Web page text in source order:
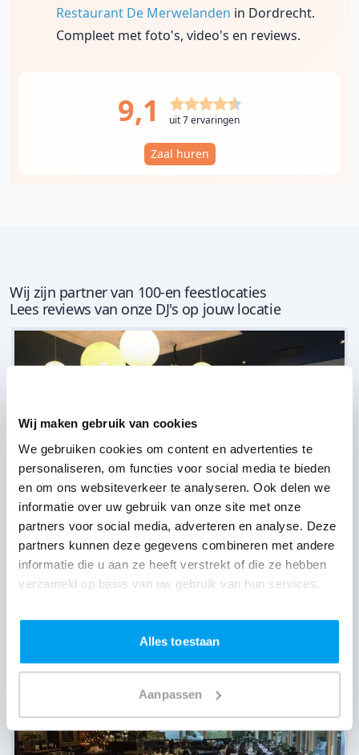
Wij maken gebruik van cookies
We gebruiken cookies om content en advertenties te
personaliseren, om functies voor social media te bieden
en om ons websiteverkeer te analyseren. Ook delen we
informatie over uw gebruik van onze site met onze
partners voor social media, adverteren en analyse. Deze
partners kunnen deze gegevens combineren met andere
informatie die u aan ze heeft verstrekt of die ze hebben
verzameld op basis van uw gebruik van hun services.
Alles toestaan
Aanpassen
Restaurant De Merwelanden in Dordrecht.
Compleet met foto's, video's en reviews.
9,1 uit 7 ervaringen
Zaal huren
Wij zijn partner van 100-en feestlocaties
Lees reviews van onze DJ's op jouw locatie
Partycentrum de Lockhorst, Sliedrecht